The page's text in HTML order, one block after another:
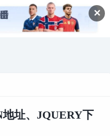
✕
地址、JQUERY下